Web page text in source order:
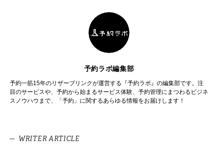
予約ラボ編集部
予約一筋15年のリザーブリンクが運営する『予約ラボ』の編集部です。注
目のサービスや、予約から始まるサービス体験、予約管理にまつわるビジネ
スノウハウまで、「予約」に関するあらゆる情報をお届けします！
WRITER ARTICLE